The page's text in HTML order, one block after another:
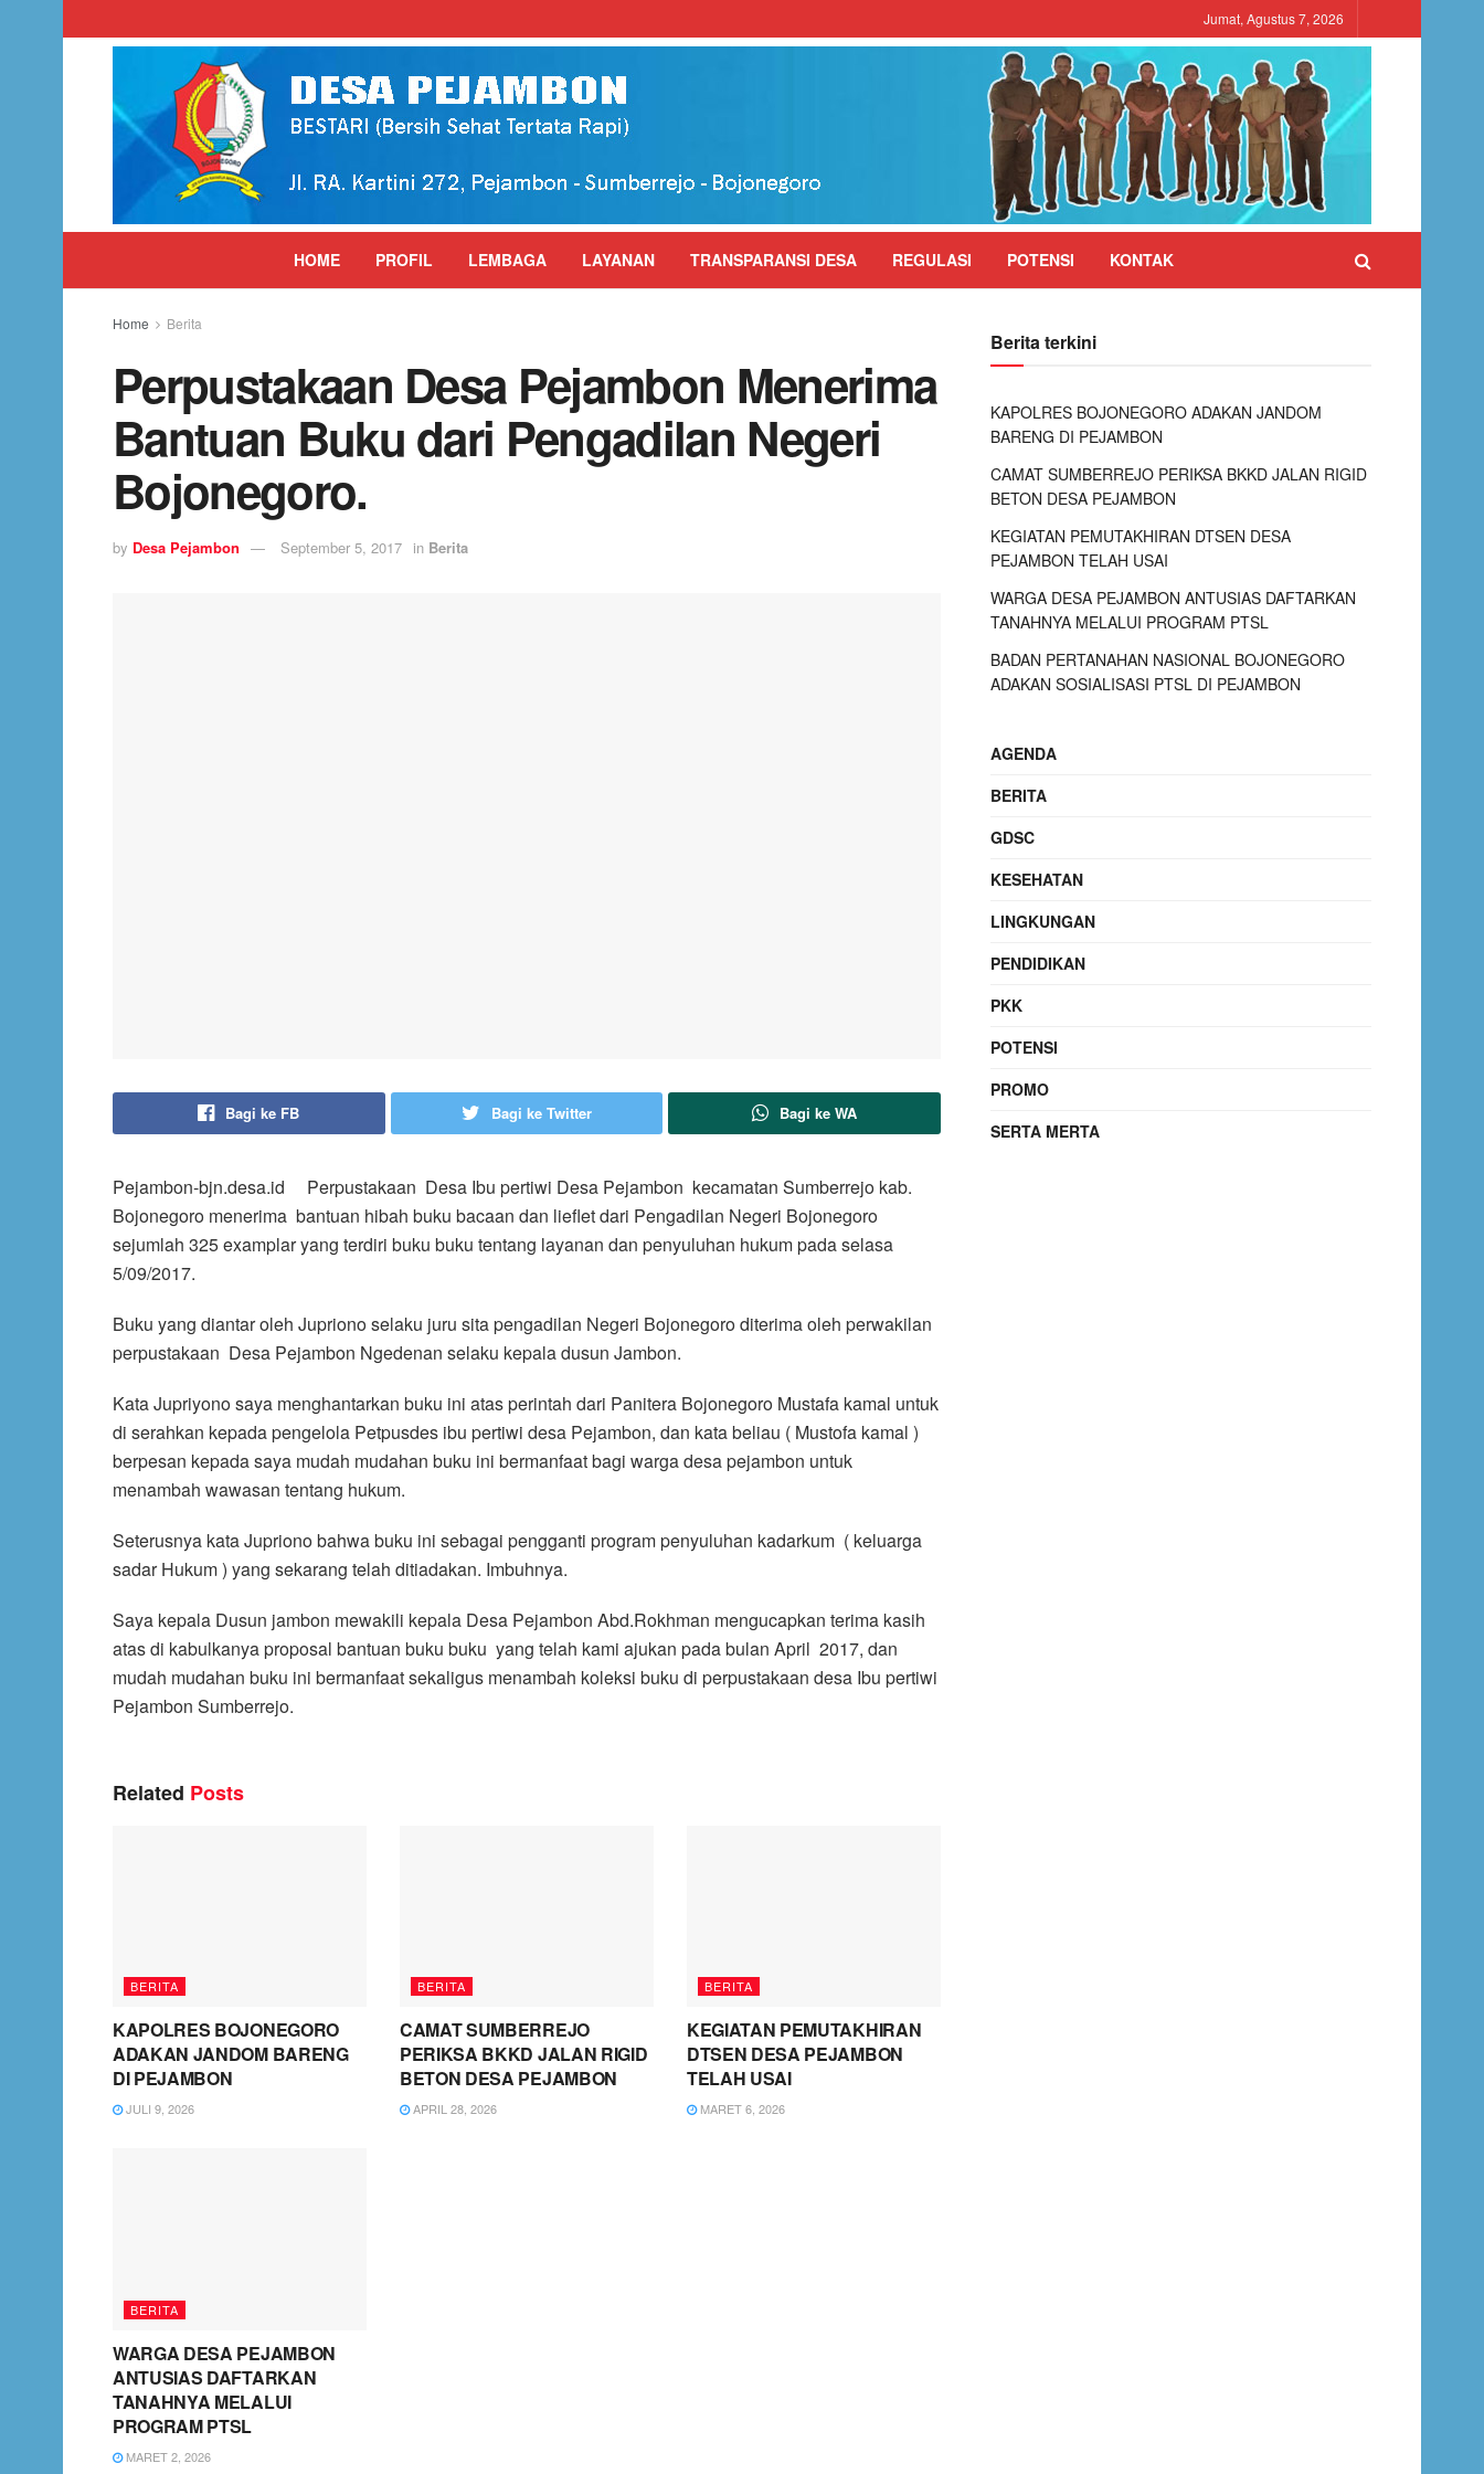
Jumat, Agustus 7, 2026
HOME PROFIL LEMBAGA LAYANAN TRANSPARANSI DESA REGULASI POTENSI KONTAK
Home Berita
Perpustakaan Desa Pejambon Menerima
Bantuan Buku dari Pengadilan Negeri
Bojonegoro.
by Desa Pejambon September 5, 2017 in Berita
Bagi ke FB Bagi ke Twitter Bagi ke WA
Pejambon-bjn.desa.id Perpustakaan Desa Ibu pertiwi Desa Pejambon kecamatan Sumberrejo kab.
Bojonegoro menerima bantuan hibah buku bacaan dan lieflet dari Pengadilan Negeri Bojonegoro
sejumlah 325 examplar yang terdiri buku buku tentang layanan dan penyuluhan hukum pada selasa
5/09/2017.
Buku yang diantar oleh Jupriono selaku juru sita pengadilan Negeri Bojonegoro diterima oleh perwakilan
perpustakaan Desa Pejambon Ngedenan selaku kepala dusun Jambon.
Kata Jupriyono saya menghantarkan buku ini atas perintah dari Panitera Bojonegoro Mustafa kamal untuk
di serahkan kepada pengelola Petpusdes ibu pertiwi desa Pejambon, dan kata beliau ( Mustofa kamal )
berpesan kepada saya mudah mudahan buku ini bermanfaat bagi warga desa pejambon untuk
menambah wawasan tentang hukum.
Seterusnya kata Jupriono bahwa buku ini sebagai pengganti program penyuluhan kadarkum ( keluarga
sadar Hukum ) yang sekarang telah ditiadakan. Imbuhnya.
Saya kepala Dusun jambon mewakili kepala Desa Pejambon Abd.Rokhman mengucapkan terima kasih
atas di kabulkanya proposal bantuan buku buku yang telah kami ajukan pada bulan April 2017, dan
mudah mudahan buku ini bermanfaat sekaligus menambah koleksi buku di perpustakaan desa Ibu pertiwi
Pejambon Sumberrejo.
Related Posts
BERITA
KAPOLRES BOJONEGORO
ADAKAN JANDOM BARENG
DI PEJAMBON
JULI 9, 2026
BERITA
CAMAT SUMBERREJO
PERIKSA BKKD JALAN RIGID
BETON DESA PEJAMBON
APRIL 28, 2026
BERITA
KEGIATAN PEMUTAKHIRAN
DTSEN DESA PEJAMBON
TELAH USAI
MARET 6, 2026
BERITA
WARGA DESA PEJAMBON
ANTUSIAS DAFTARKAN
TANAHNYA MELALUI
PROGRAM PTSL
MARET 2, 2026
Berita terkini
KAPOLRES BOJONEGORO ADAKAN JANDOM
BARENG DI PEJAMBON
CAMAT SUMBERREJO PERIKSA BKKD JALAN RIGID
BETON DESA PEJAMBON
KEGIATAN PEMUTAKHIRAN DTSEN DESA
PEJAMBON TELAH USAI
WARGA DESA PEJAMBON ANTUSIAS DAFTARKAN
TANAHNYA MELALUI PROGRAM PTSL
BADAN PERTANAHAN NASIONAL BOJONEGORO
ADAKAN SOSIALISASI PTSL DI PEJAMBON
AGENDA
BERITA
GDSC
KESEHATAN
LINGKUNGAN
PENDIDIKAN
PKK
POTENSI
PROMO
SERTA MERTA